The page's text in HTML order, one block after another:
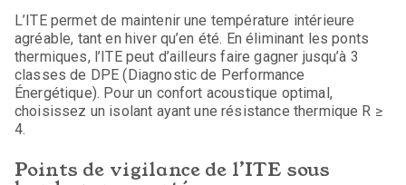
L’ITE permet de maintenir une température intérieure
agréable, tant en hiver qu’en été. En éliminant les ponts
thermiques, l’ITE peut d’ailleurs faire gagner jusqu’à 3
classes de DPE (Diagnostic de Performance
Énergétique). Pour un confort acoustique optimal,
choisissez un isolant ayant une résistance thermique R ≥
4.
Points de vigilance de l’ITE sous